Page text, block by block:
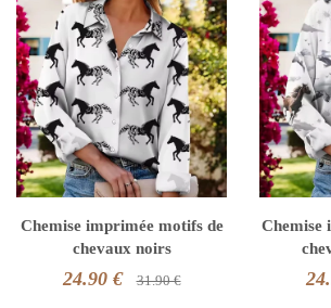
Chemise imprimée motifs de
chevaux noirs
24.90 € 31.90 €
Chemise